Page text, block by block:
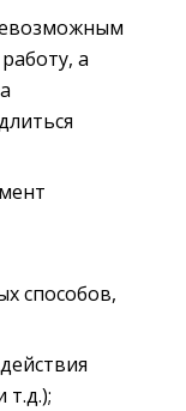
а
способов,
т.д.);